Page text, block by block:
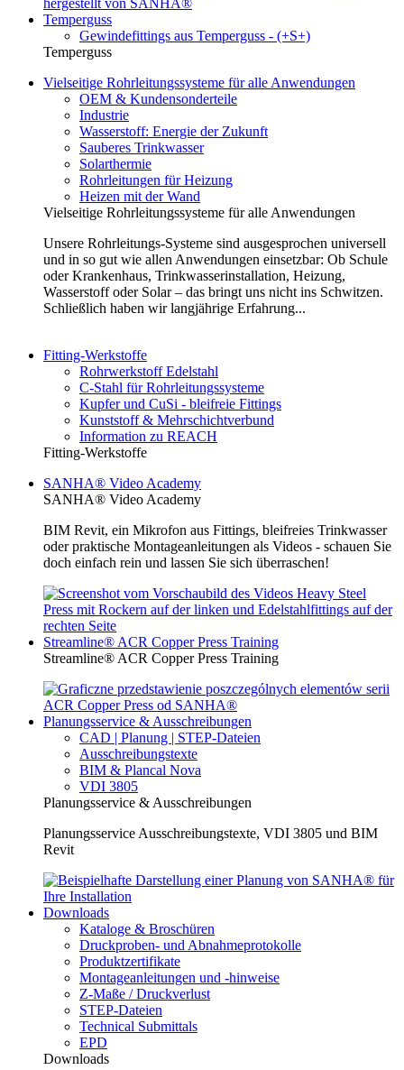
Temperguss
Gewindefittings aus Temperguss - (+S+)
Temperguss
Vielseitige Rohrleitungssysteme für alle Anwendungen
OEM & Kundensonderteile
Industrie
Wasserstoff: Energie der Zukunft
Sauberes Trinkwasser
Solarthermie
Rohrleitungen für Heizung
Heizen mit der Wand
Vielseitige Rohrleitungssysteme für alle Anwendungen
Unsere Rohrleitungs-Systeme sind ausgesprochen universell
und in so gut wie allen Anwendungen einsetzbar: Ob Schule
oder Krankenhaus, Trinkwasserinstallation, Heizung,
Wasserstoff oder Solar – das bringt uns nicht ins Schwitzen.
Schließlich haben wir langjährige Erfahrung...
Fitting-Werkstoffe
Rohrwerkstoff Edelstahl
C-Stahl für Rohrleitungssysteme
Kupfer und CuSi - bleifreie Fittings
Kunststoff & Mehrschichtverbund
Information zu REACH
Fitting-Werkstoffe
SANHA® Video Academy
SANHA® Video Academy
BIM Revit, ein Mikrofon aus Fittings, bleifreies Trinkwasser
oder praktische Montageanleitungen als Videos - schauen Sie
doch einfach rein und lassen Sie sich überraschen!
Streamline® ACR Copper Press Training
Streamline® ACR Copper Press Training
Planungsservice & Ausschreibungen
CAD | Planung | STEP-Dateien
Ausschreibungstexte
BIM & Plancal Nova
VDI 3805
Planungsservice & Ausschreibungen
Planungsservice Ausschreibungstexte, VDI 3805 und BIM
Revit
Downloads
Kataloge & Broschüren
Druckproben- und Abnahmeprotokolle
Produktzertifikate
Montageanleitungen und -hinweise
Z-Maße / Druckverlust
STEP-Dateien
Technical Submittals
EPD
Downloads